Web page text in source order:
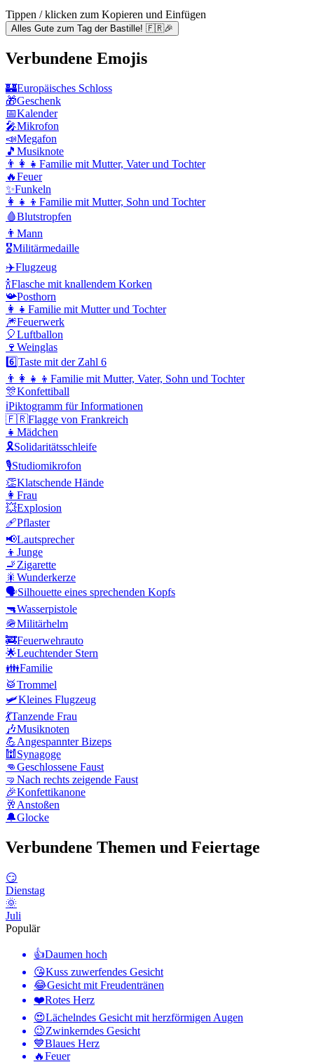
Tippen / klicken zum Kopieren und Einfügen
Alles Gute zum Tag der Bastille! 🇫🇷🎉
Verbundene Emojis
🏰Europäisches Schloss
🎁Geschenk
📅Kalender
🎤Mikrofon
📣Megafon
🎵 Musiknote
👨‍👩‍👧 Familie mit Mutter, Vater und Tochter
🔥Feuer
✨Funkeln
👩‍👧‍👦 Familie mit Mutter, Sohn und Tochter
🩸Blutstropfen
👨 Mann
🎖️Militärmedaille
✈️Flugzeug
🍾Flasche mit knallendem Korken
📯Posthorn
👩‍👧 Familie mit Mutter und Tochter
🎆Feuerwerk
🎈Luftballon
🍷 Weinglas
6️⃣Taste mit der Zahl 6
👨‍👩‍👧‍👦 Familie mit Mutter, Vater, Sohn und Tochter
🎊Konfettiball
ℹ️Piktogramm für Informationen
🇫🇷Flagge von Frankreich
👧 Mädchen
🎗️Solidaritätsschleife
🎙️Studiomikrofon
👏Klatschende Hände
👩 Frau
💥Explosion
🩹Pflaster
📢Lautsprecher
👦 Junge
🚬 Zigarette
🎇 Wunderkerze
🗣️Silhouette eines sprechenden Kopfs
🔫Wasserpistole
🪖Militärhelm
🚒Feuerwehrauto
🌟Leuchtender Stern
👪Familie
🥁Trommel
🛩️Kleines Flugzeug
💃Tanzende Frau
🎶Musiknoten
💪Angespannter Bizeps
🕍 Synagoge
👊Geschlossene Faust
🤜 Nach rechts zeigende Faust
🎉Konfettikanone
🥂 Anstoßen
🔔Glocke
Verbundene Themen und Feiertage
😏
Dienstag
🌞
Juli
Populär
👍Daumen hoch
😘Kuss zuwerfendes Gesicht
😂Gesicht mit Freudentränen
❤️Rotes Herz
😍Lächelndes Gesicht mit herzförmigen Augen
😉Zwinkerndes Gesicht
💙Blaues Herz
🔥Feuer